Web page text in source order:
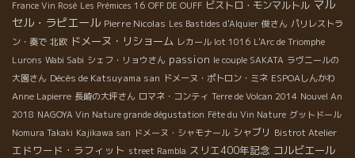
France Vin Rosé Les Prémices 16 OFF DE OUFF ビストロ・モンマルトル マル
セル・ラピエール Pierre Nicolas Les Bastides d'Alquier 俊さん パリレストラ
ン・奏で 北欧 ドメーヌ・リショーム レカール lot 1016 L'Arc de Triomphe
Lurons Wabi Sabi シェフ・リョウさん passion le couple SAKATA ラヴニールの
大園さん Décès de Katsuyama san ドメーヌ・ポトロン・ミネ ESPOAしんかわ
Anne Lapierre 長崎の大坪さん ロマネ・コンティ Terre de Volcan 2014 Nouvel An
2018 NAGOYA Vin Nature grande dégustation Fête du Vin Nature グットドール
Nomura Takaki Kajikawa san ドメーヌ・シャモナール シャブリ Bistrot Atelier
エドワード・ラフィット street Rambla スリエ400年記念 コルビエール